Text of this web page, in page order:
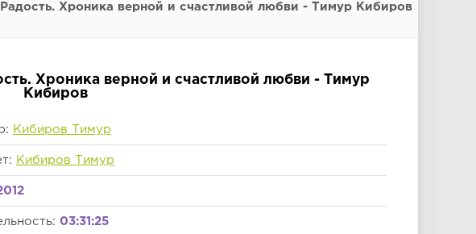
Хроника верной и счастливой любви - Тимур Кибиров
Хроника верной и счастливой любви - Тимур
Кибиров
Кибиров Тимур
Кибиров Тимур
03:31:25